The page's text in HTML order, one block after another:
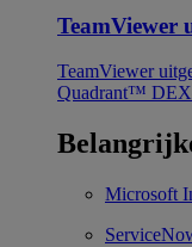
TeamViewer
TeamViewer
Quadrant™
Microsoft